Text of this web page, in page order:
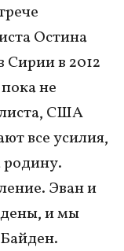
Остина
Сирии в 2012
не
США
все усилия,
родину.
Эван и
и мы